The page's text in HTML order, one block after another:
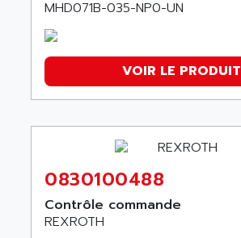
MHD071B-035-NP0-UN
VOIR LE PRODUIT
0830100488
Contrôle commande
REXROTH